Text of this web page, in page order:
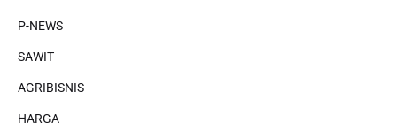
P-NEWS
SAWIT
AGRIBISNIS
HARGA